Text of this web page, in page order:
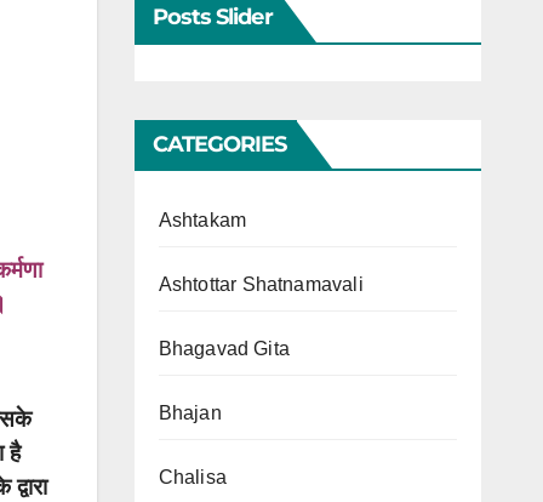
है
Posts Slider
CATEGORIES
Ashtakam
Ashtottar Shatnamavali
Bhagavad Gita
Bhajan
Chalisa